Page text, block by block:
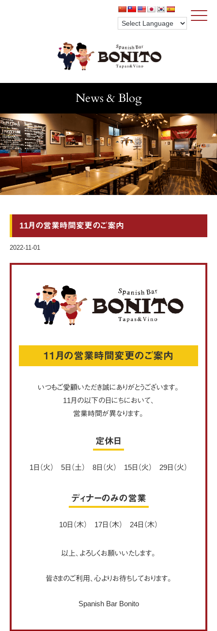
Click
News & Blog
11月の営業時間変更のご案内
2022-11-01
11月の営業時間変更のご案内
いつもご愛顧いただき誠にありがとうございます。
11月の以下の日にちにおいて、
営業時間が異なります。
定休日
1日（火） 5日（土） 8日（火） 15日（火） 29日（火）
ディナーのみの営業
10日（木） 17日（木） 24日（木）
以上、よろしくお願いいたします。
皆さまのご利用、心よりお待ちしております。
Spanish Bar Bonito